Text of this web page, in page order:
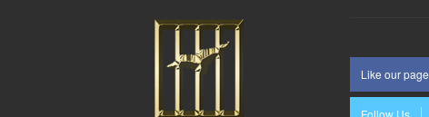
Like our page
Follow Us